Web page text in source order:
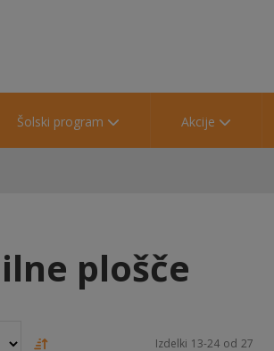
Šolski program Akcije
plošče
Izdelki 13-24 od 27